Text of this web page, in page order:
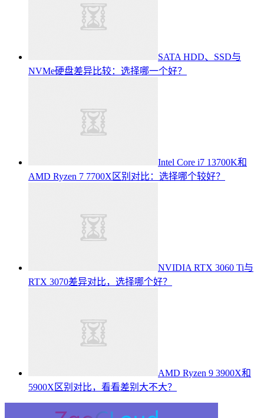
SATA HDD、SSD与
NVMe硬盘差异比较：选择哪一个好？
Intel Core i7 13700K和
AMD Ryzen 7 7700X区别对比：选择哪个较好？
NVIDIA RTX 3060 Ti与
RTX 3070差异对比，选择哪个好？
AMD Ryzen 9 3900X和
5900X区别对比，看看差别大不大？